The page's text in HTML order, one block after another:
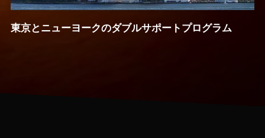
東京とニューヨークのダブルサポートプログラム